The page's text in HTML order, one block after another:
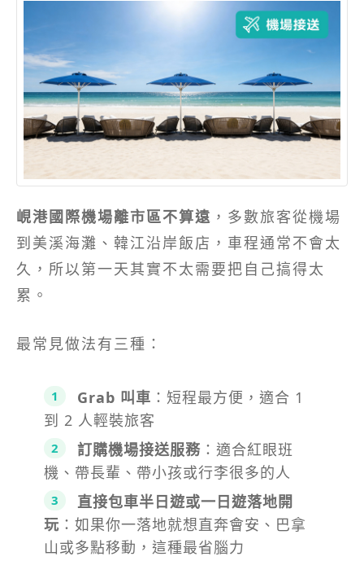
峴港國際機場離市區不算遠 ，多數旅客從機場
到美溪海灘、韓江沿岸飯店，車程通常不會太
久，所以第一天其實不太需要把自己搞得太
累。
最常見做法有三種：
Grab 叫車 ：短程最方便，適合 1
到 2 人輕裝旅客
訂購機場接送服務 ：適合紅眼班
機、帶長輩、帶小孩或行李很多的人
直接包車半日遊或一日遊落地開
玩 ：如果你一落地就想直奔會安、巴拿
山或多點移動，這種最省腦力